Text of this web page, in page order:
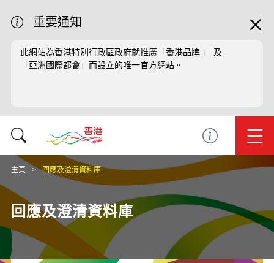
重要通知
此網站為香港特別行政區政府就推廣「香港品牌 」 及
「亞洲國際都會」而設立的唯一官方網站。
主頁 回應及澄清資料庫
回應及澄清資料庫